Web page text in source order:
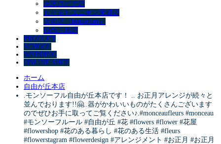
水沢ロピア店
もとまちユニオン元町店
大船店（Instagram）
仙台三越店
PRODUCT
SCHOOL
WEDDING
ONLINE SHOP
ホーム
自由が丘本店
.モンソーフル自由が丘本店です！ .. お正月アレンジが続々と
並んでおります!!🤗..器がかわいいものがたくさんございます
のでぜひお手に取ってご覧ください️♪.#monceaufleurs #monceau
#モンソーフルール #自由が丘 #花 #flowers #flower #花屋
#flowershop #花のある暮らし #花のある生活 #fleurs
#flowerstagram #flowerdesign #アレンジメント #お正月 #お正月